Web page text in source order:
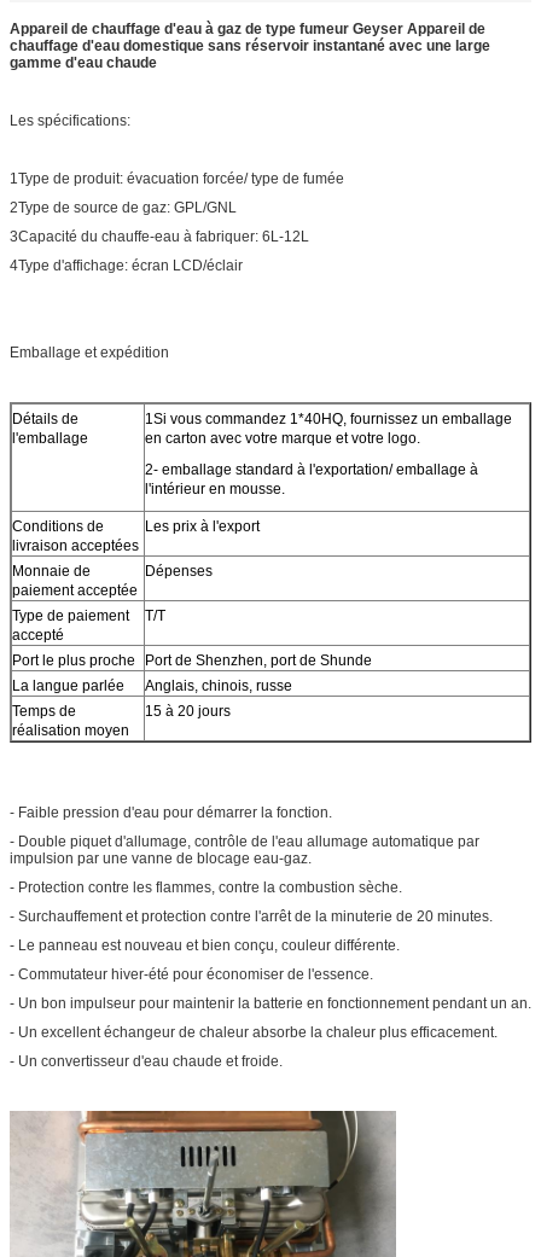
Appareil de chauffage d'eau à gaz de type fumeur Geyser Appareil de
chauffage d'eau domestique sans réservoir instantané avec une large
gamme d'eau chaude
Les spécifications:
1Type de produit: évacuation forcée/ type de fumée
2Type de source de gaz: GPL/GNL
3Capacité du chauffe-eau à fabriquer: 6L-12L
4Type d'affichage: écran LCD/éclair
Emballage et expédition
Détails de
l'emballage
1Si vous commandez 1*40HQ, fournissez un emballage
en carton avec votre marque et votre logo.
2- emballage standard à l'exportation/ emballage à
l'intérieur en mousse.
Conditions de
livraison acceptées
Les prix à l'export
Monnaie de
paiement acceptée
Dépenses
Type de paiement
accepté
T/T
Port le plus proche
Port de Shenzhen, port de Shunde
La langue parlée
Anglais, chinois, russe
Temps de
réalisation moyen
15 à 20 jours
- Faible pression d'eau pour démarrer la fonction.
- Double piquet d'allumage, contrôle de l'eau allumage automatique par
impulsion par une vanne de blocage eau-gaz.
- Protection contre les flammes, contre la combustion sèche.
- Surchauffement et protection contre l'arrêt de la minuterie de 20 minutes.
- Le panneau est nouveau et bien conçu, couleur différente.
- Commutateur hiver-été pour économiser de l'essence.
- Un bon impulseur pour maintenir la batterie en fonctionnement pendant un an.
- Un excellent échangeur de chaleur absorbe la chaleur plus efficacement.
- Un convertisseur d'eau chaude et froide.